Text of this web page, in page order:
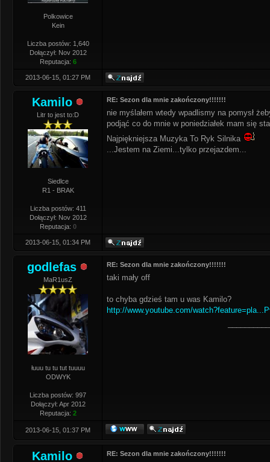
Polkowice
Kein
Liczba postów: 1,640
Dołączył: Nov 2012
Reputacja: 6
2013-06-15, 01:27 PM
Kamilo
Litr to jest to:D
Siedlce
R1 - BRAK
Liczba postów: 411
Dołączył: Nov 2012
Reputacja: 0
RE: Sezon dla mnie zakończony!!!!!!!
nie myślałem wtedy wpadlismy na pomysł
podjąć co do mnie w poniedziałek mam się
Najpiękniejsza Muzyka To Ryk Silnika
...Jestem na Ziemi...tylko przejazdem...
2013-06-15, 01:34 PM
godlefas
MaR1usZ
łuuu tu tu tut tuuuu
ODWYK
Liczba postów: 997
Dołączył: Apr 2012
Reputacja: 2
RE: Sezon dla mnie zakończony!!!!!!!
taki mały off
to chyba gdzieś tam u was Kamilo?
http://www.youtube.com/
2013-06-15, 01:37 PM
Kamilo RE: Sezon dla mnie zakończony!!!!!!!